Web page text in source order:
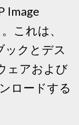
Image
これは、
ックとデス
ェアおよび
ロードする